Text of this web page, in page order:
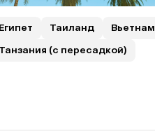
Египет Таиланд
Вьетнам
Танзания (с пересадкой)